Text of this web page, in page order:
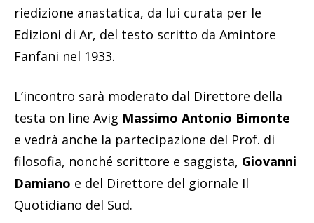
riedizione anastatica, da lui curata per le
Edizioni di Ar, del testo scritto da Amintore
Fanfani nel 1933.
L’incontro sarà moderato dal Direttore della
testa on line Avig Massimo Antonio Bimonte
e vedrà anche la partecipazione del Prof. di
filosofia, nonché scrittore e saggista, Giovanni
Damiano e del Direttore del giornale Il
Quotidiano del Sud.